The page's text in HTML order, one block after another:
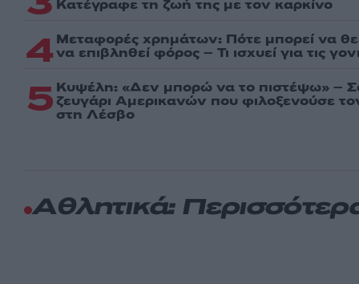
Kατέγραφε τη ζωή της με τον καρκίνο
4 Μεταφορές χρημάτων: Πότε μπορεί να
να επιβληθεί φόρος – Τι ισχυεί για τις
5 Κυψέλη: «Δεν μπορώ να το πιστέψω» –
ζευγάρι Αμερικανών που φιλοξενούσε
στη Λέσβο
Αθλητικά: